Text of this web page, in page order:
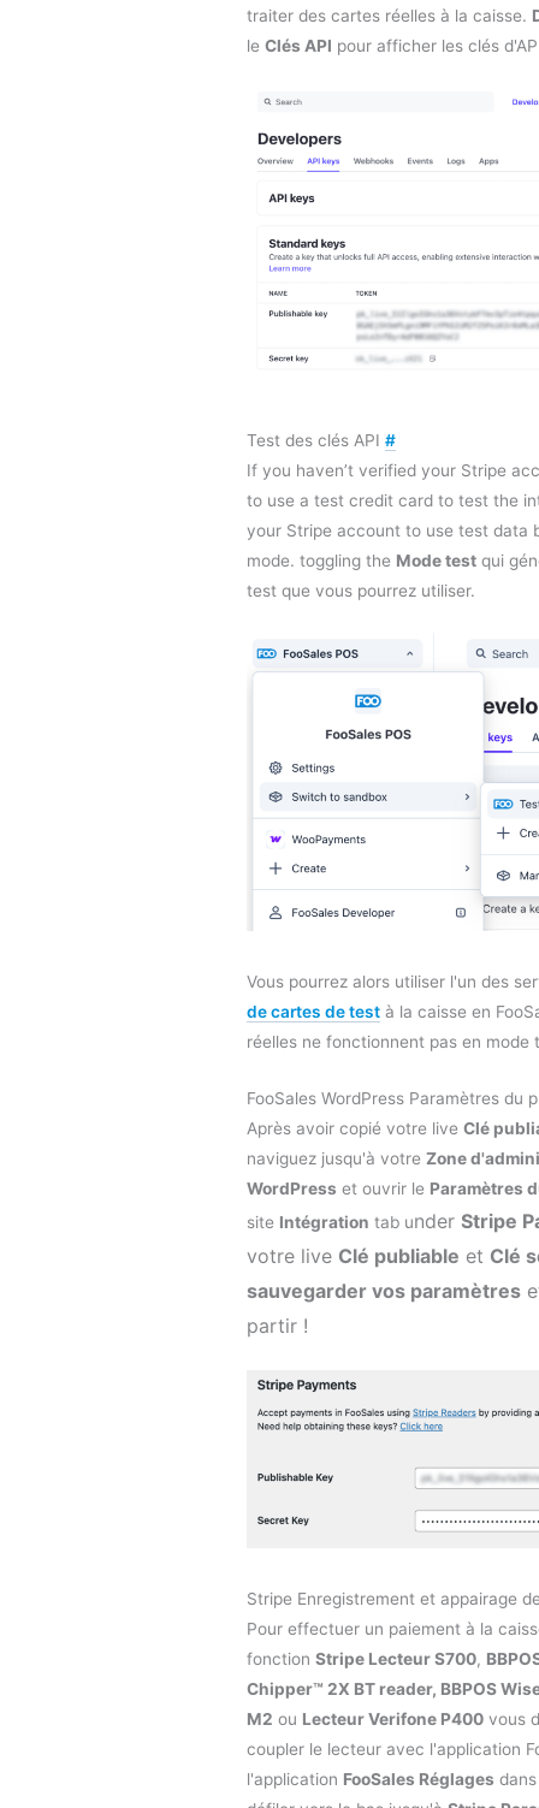
traiter des cartes réelles à la caisse.
le Clés API pour afficher les clés
Test des clés API #
If you haven’t verified your Stripe
to use a test credit card to test the
your Stripe account to use test data
mode. toggling the Mode test qui
test que vous pourrez utiliser.
Vous pourrez alors utiliser l'un des
de cartes de test à la caisse en
réelles ne fonctionnent pas en mode
FooSales WordPress Paramètres du
Après avoir copié votre live Clé
naviguez jusqu'à votre Zone
WordPress et ouvrir le Paramètres
site Intégration tab under Stripe
votre live Clé publiable et Clé
sauvegarder vos paramètres
partir !
Stripe Enregistrement et appairage
Pour effectuer un paiement à la
fonction Stripe Lecteur S700,
Chipper™ 2X BT reader, BBPOS
M2 ou Lecteur Verifone P400 vous
coupler le lecteur avec l'application
l'application FooSales Réglages